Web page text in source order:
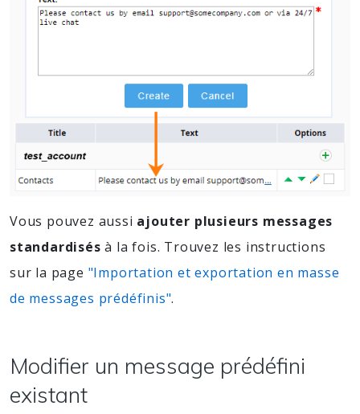
Vous pouvez aussi ajouter plusieurs messages
standardisés à la fois. Trouvez les instructions
sur la page "Importation et exportation en masse
de messages prédéfinis".
Modifier un message prédéfini
existant